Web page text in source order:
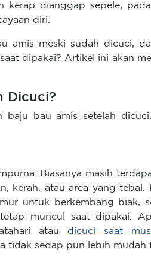
kerap dianggap sepele,
diri.
amis meski sudah dicuci,
dipakai? Artikel ini akan
Dicuci?
baju bau amis setelah
Biasanya masih
kerah, atau area yang tebal.
untuk berkembang biak,
muncul saat dipakai.
atau dicuci saat
tidak sedap pun lebih mudah